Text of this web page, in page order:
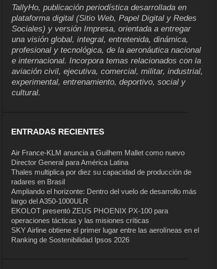
TallyHo, publicación periodística desarrollada en
plataforma digital (Sitio Web, Papel Digital y Redes
Sociales) y versión Impresa, orientada a entregar
una visión global, integral, entretenida, dinámica,
profesional y tecnológica, de la aeronáutica nacional
e internacional. Incorpora temas relacionados con la
aviación civil, ejecutiva, comercial, militar, industrial,
experimental, entrenamiento, deportivo, social y
cultural.
ENTRADAS RECIENTES
Air France-KLM anuncia a Guilhem Mallet como nuevo
Director General para América Latina
Thales multiplica por diez su capacidad de producción de
radares en Brasil
Ampliando el horizonte: Dentro del vuelo de desarrollo más
largo del A350-1000ULR
EKOLOT presentó ZEUS PHOENIX PX-100 para
operaciones tácticas y las misiones críticas
SKY Airline obtiene el primer lugar entre las aerolíneas en el
Ranking de Sostenibilidad Ipsos 2026